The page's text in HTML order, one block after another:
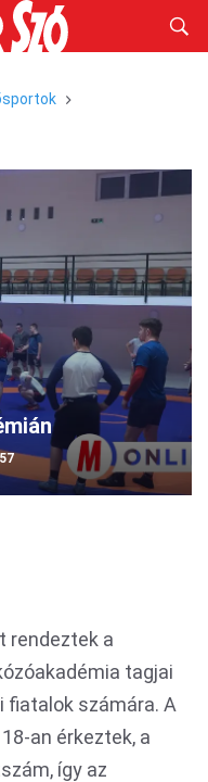
rendeztek a
tagjai
fiatalok számára. A
an érkeztek, a
így az